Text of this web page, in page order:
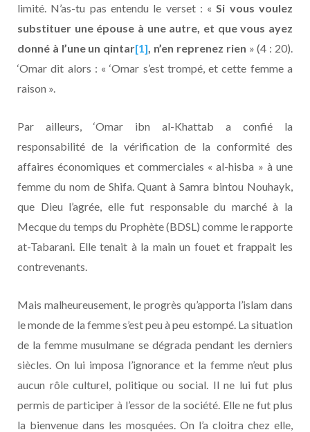
limité. N’as-tu pas entendu le verset : «Si vous voulez
substituer une épouse à une autre, et que vous ayez
donné à l’une un qintar[1], n’en reprenez rien » (4 : 20).
‘Omar dit alors : « ‘Omar s’est trompé, et cette femme a
raison ».
Par ailleurs, ‘Omar ibn al-Khattab a confié la
responsabilité de la vérification de la conformité des
affaires économiques et commerciales « al-hisba » à une
femme du nom de Shifa. Quant à Samra bintou Nouhayk,
que Dieu l’agrée, elle fut responsable du marché à la
Mecque du temps du Prophète (BDSL) comme le rapporte
at-Tabarani. Elle tenait à la main un fouet et frappait les
contrevenants.
Mais malheureusement, le progrès qu’apporta l’islam dans
le monde de la femme s’est peu à peu estompé. La situation
de la femme musulmane se dégrada pendant les derniers
siècles. On lui imposa l’ignorance et la femme n’eut plus
aucun rôle culturel, politique ou social. Il ne lui fut plus
permis de participer à l’essor de la société. Elle ne fut plus
la bienvenue dans les mosquées. On l’a cloitra chez elle,